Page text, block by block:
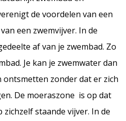
de voordelen van een
een zwemvijver. In de
af van je zwembad. Zo
Je kan je zwemwater dan
zonder dat er zich
De moeraszone is op dat
staande vijver. In de